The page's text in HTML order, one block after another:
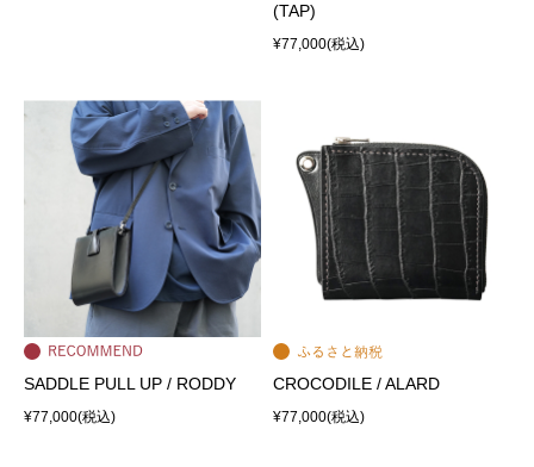
(TAP)
¥77,000(税込)
SADDLE PULL UP / RODDY
¥77,000(税込)
CROCODILE / ALARD
¥77,000(税込)